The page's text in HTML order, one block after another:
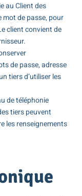
au Client des
mot de passe, pour
client convient de
de passe, adresse
tiers d’utiliser les
de téléphonie
tiers peuvent
les renseignements